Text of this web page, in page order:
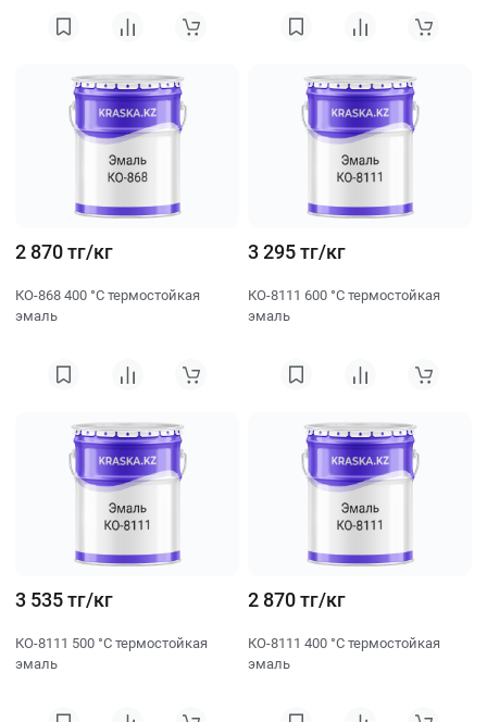
2 870 тг/кг
КО-868 400 °C термостойкая
эмаль
3 295 тг/кг
КО-8111 600 °C термостойкая
эмаль
3 535 тг/кг
КО-8111 500 °C термостойкая
эмаль
2 870 тг/кг
КО-8111 400 °C термостойкая
эмаль